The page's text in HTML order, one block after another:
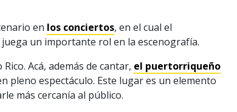
en los conciertos, en el cual el
un importante rol en la escenografía.
Acá, además de cantar, el puertorriqueño
pleno espectáculo. Este lugar es un elemento
más cercanía al público.